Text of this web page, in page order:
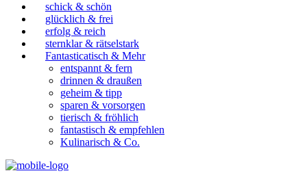
schick & schön
glücklich & frei
erfolg & reich
sternklar & rätselstark
Fantasticatisch & Mehr
entspannt & fern
drinnen & draußen
geheim & tipp
sparen & vorsorgen
tierisch & fröhlich
fantastisch & empfehlen
Kulinarisch & Co.